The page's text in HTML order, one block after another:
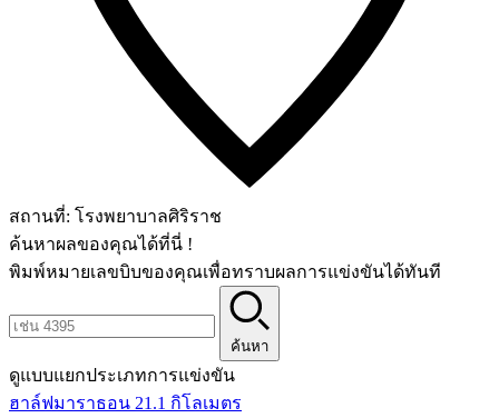
สถานที่: โรงพยาบาลศิริราช
ค้นหาผลของคุณได้ที่นี่ !
พิมพ์หมายเลขบิบของคุณเพื่อทราบผลการแข่งขันได้ทันที
ค้นหา
ดูแบบแยกประเภทการแข่งขัน
ฮาล์ฟมาราธอน 21.1 กิโลเมตร